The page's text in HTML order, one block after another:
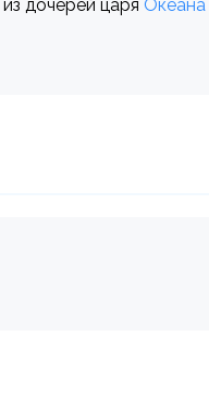
дочерей царя Океана